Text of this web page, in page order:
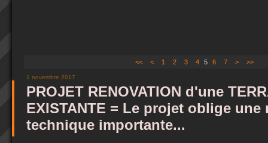
<< < 1 2 3 4 5 6 7 > >>
1 novembre 2017
PROJET RENOVATION d'une
EXISTANTE = Le projet oblige une
technique importante...